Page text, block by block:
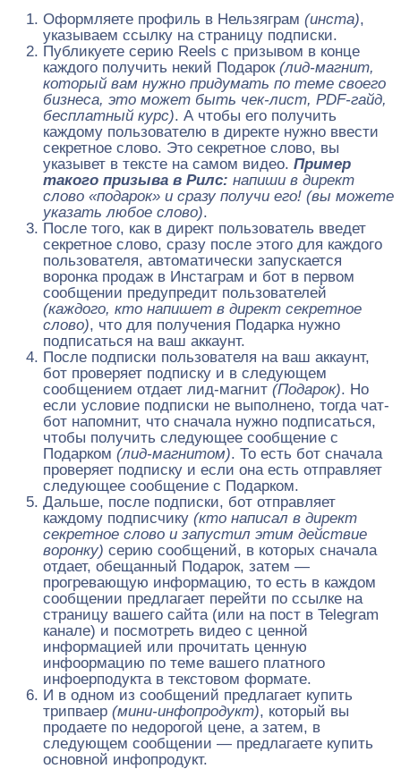
Оформляете профиль в Нельзяграм (инста),
указываем ссылку на страницу подписки.
Публикуете серию Reels с призывом в конце
каждого получить некий Подарок (лид-магнит,
который вам нужно придумать по теме своего
бизнеса, это может быть чек-лист, PDF-гайд,
бесплатный курс). А чтобы его получить
каждому пользователю в директе нужно ввести
секретное слово. Это секретное слово, вы
указывет в тексте на самом видео. Пример
такого призыва в Рилс: напиши в директ
слово «подарок» и сразу получи его! (вы можете
указать любое слово).
После того, как в директ пользователь введет
секретное слово, сразу после этого для каждого
пользователя, автоматически запускается
воронка продаж в Инстаграм и бот в первом
сообщении предупредит пользователей
(каждого, кто напишет в директ секретное
слово), что для получения Подарка нужно
подписаться на ваш аккаунт.
После подписки пользователя на ваш аккаунт,
бот проверяет подписку и в следующем
сообщением отдает лид-магнит (Подарок). Но
если условие подписки не выполнено, тогда чат-
бот напомнит, что сначала нужно подписаться,
чтобы получить следующее сообщение с
Подарком (лид-магнитом). То есть бот сначала
проверяет подписку и если она есть отправляет
следующее сообщение с Подарком.
Дальше, после подписки, бот отправляет
каждому подписчику (кто написал в директ
секретное слово и запустил этим действие
воронку) серию сообщений, в которых сначала
отдает, обещанный Подарок, затем —
прогревающую информацию, то есть в каждом
сообщении предлагает перейти по ссылке на
страницу вашего сайта (или на пост в Telegram
канале) и посмотреть видео с ценной
информацией или прочитать ценную
инфоормацию по теме вашего платного
инфоерподукта в текстовом формате.
И в одном из сообщений предлагает купить
трипваер (мини-инфопродукт), который вы
продаете по недорогой цене, а затем, в
следующем сообщении — предлагаете купить
основной инфопродукт.